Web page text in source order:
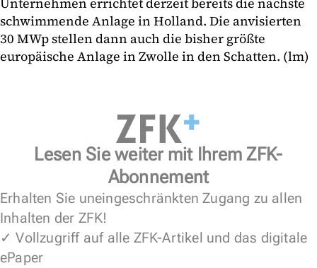
schwimmende Anlage in Holland. Die anvisierten
30 MWp stellen dann auch die bisher größte
europäische Anlage in Zwolle in den Schatten. (lm)
Lesen Sie weiter mit Ihrem ZFK-
Abonnement
Erhalten Sie uneingeschränkten Zugang zu allen
Inhalten der ZFK!
✓ Vollzugriff auf alle ZFK-Artikel und das digitale
ePaper